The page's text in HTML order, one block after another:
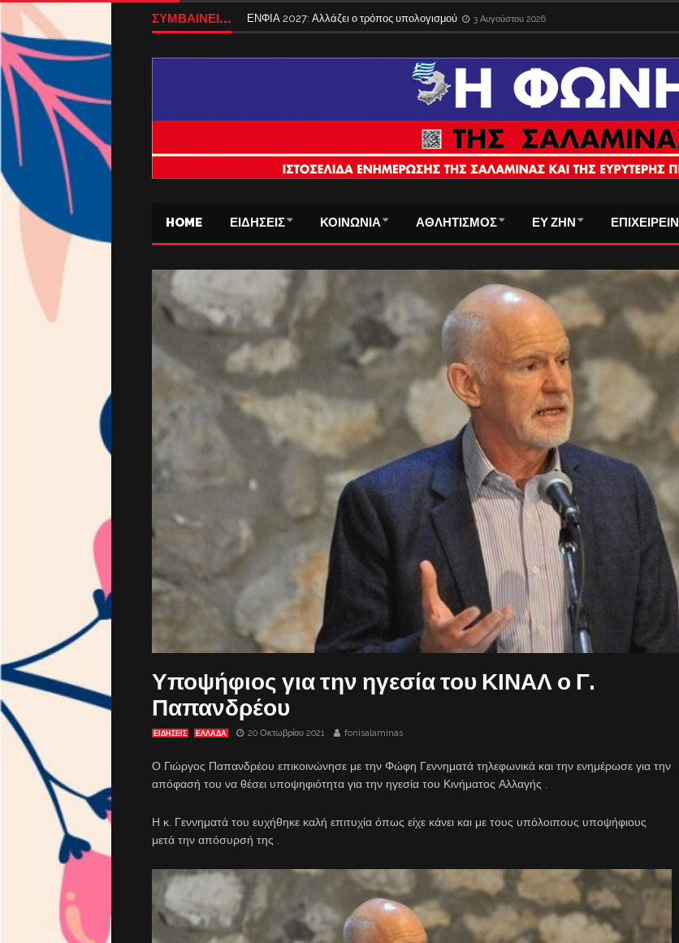
ΣΥΜΒΑΙΝΕΙ... ΕΝΦΙΑ 2027: Αλλάζει ο τρόπος υπολογισμού 3 Αυγούστου 2026
HOME ΕΙΔΗΣΕΙΣ ΚΟΙΝΩΝΙΑ ΑΘΛΗΤΙΣΜΟΣ ΕΥ ΖΗΝ ΕΠΙΧΕΙΡΕΙΝ
Υποψήφιος για την ηγεσία του ΚΙΝΑΛ ο Γ.
Παπανδρέου
ΕΙΔΗΣΕΙΣ ΕΛΛΑΔΑ 20 Οκτωβρίου 2021 fonisalaminas
Ο Γιώργος Παπανδρέου επικοινώνησε με την Φώφη Γεννηματά τηλεφωνικά και την ενημέρωσε για την
απόφασή του να θέσει υποψηφιότητα για την ηγεσία του Κινήματος Αλλαγής .
Η κ. Γεννηματά του ευχήθηκε καλή επιτυχία όπως είχε κάνει και με τους υπόλοιπους υποψήφιους
μετά την απόσυρσή της .